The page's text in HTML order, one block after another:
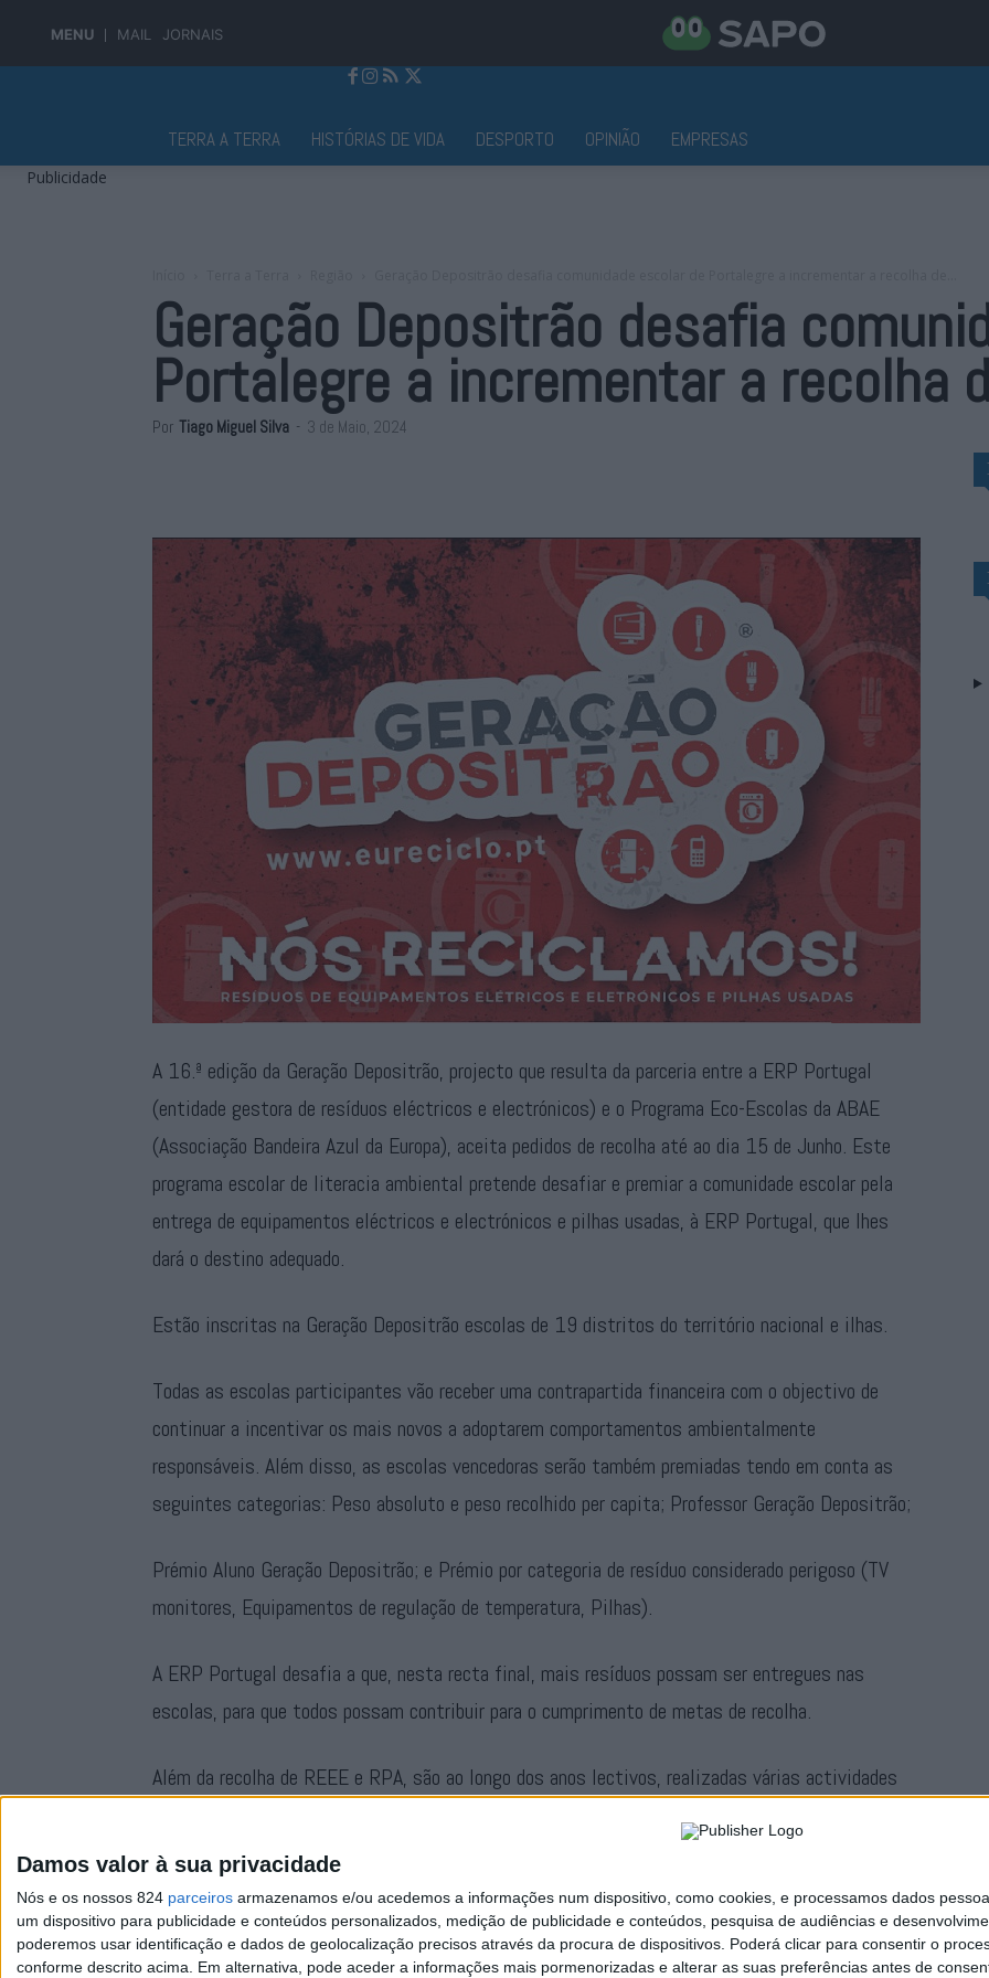
Damos valor à sua privacidade
Nós e os nossos 824 parceiros armazenamos e/ou acedemos a informações num dispositivo, como cookies, e processamos dados
um dispositivo para publicidade e conteúdos personalizados, medição de publicidade e conteúdos, pesquisa de audiências e
poderemos usar identificação e dados de geolocalização precisos através da procura de dispositivos. Poderá clicar para consentir o
conforme descrito acima. Em alternativa, pode aceder a informações mais pormenorizadas e alterar as suas preferências antes de
MENU MAIL JORNAIS
TERRA A TERRA HISTÓRIAS DE VIDA DESPORTO OPINIÃO EMPRESAS
Publicidade
Geração Depositrão desafia
Portalegre a incrementar a recolha
Por Tiago Miguel Silva - 3 de Maio, 2024
A 16.ª edição da Geração Depositrão, projecto que resulta da parceria entre a ERP Portugal
(entidade gestora de resíduos eléctricos e electrónicos) e o Programa Eco-Escolas da ABAE
(Associação Bandeira Azul da Europa), aceita pedidos de recolha até ao dia 15 de Junho. Este
programa escolar de literacia ambiental pretende desafiar e premiar a comunidade escolar pela
entrega de equipamentos eléctricos e electrónicos e pilhas usadas, à ERP Portugal, que lhes
dará o destino adequado.
Estão inscritas na Geração Depositrão escolas de 19 distritos do território nacional e ilhas.
Todas as escolas participantes vão receber uma contrapartida financeira com o objectivo de
continuar a incentivar os mais novos a adoptarem comportamentos ambientalmente
responsáveis. Além disso, as escolas vencedoras serão também premiadas tendo em conta as
seguintes categorias: Peso absoluto e peso recolhido per capita; Professor Geração Depositrão;
Prémio Aluno Geração Depositrão; e Prémio por categoria de resíduo considerado perigoso (TV
monitores, Equipamentos de regulação de temperatura, Pilhas).
A ERP Portugal desafia a que, nesta recta final, mais resíduos possam ser entregues nas
escolas, para que todos possam contribuir para o cumprimento de metas de recolha.
Além da recolha de REEE e RPA, são ao longo dos anos lectivos, realizadas várias actividades
encaminhamento de resíduos e da economia circular.
Publicidade